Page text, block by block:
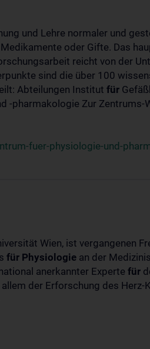
und Lehre normaler und
oder Gifte. Das
reicht von der
sind die über 100
Abteilungen Institut für
-pharmakologie Zur Zentrums-
fuer-physiologie-und-
Wien, ist vergangenen
für Physiologie an der
anerkannter Experte für
der Erforschung des Herz-